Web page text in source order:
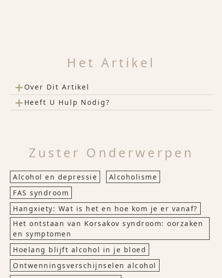
Het Artikel
+ Over Dit Artikel
+ Heeft U Hulp Nodig?
Zuster Onderwerpen
Alcohol en depressie
Alcoholisme
FAS syndroom
Hangxiety: Wat is het en hoe kom je er vanaf?
Het ontstaan van Korsakov syndroom: oorzaken
en symptomen
Hoelang blijft alcohol in je bloed
Ontwenningsverschijnselen alcohol